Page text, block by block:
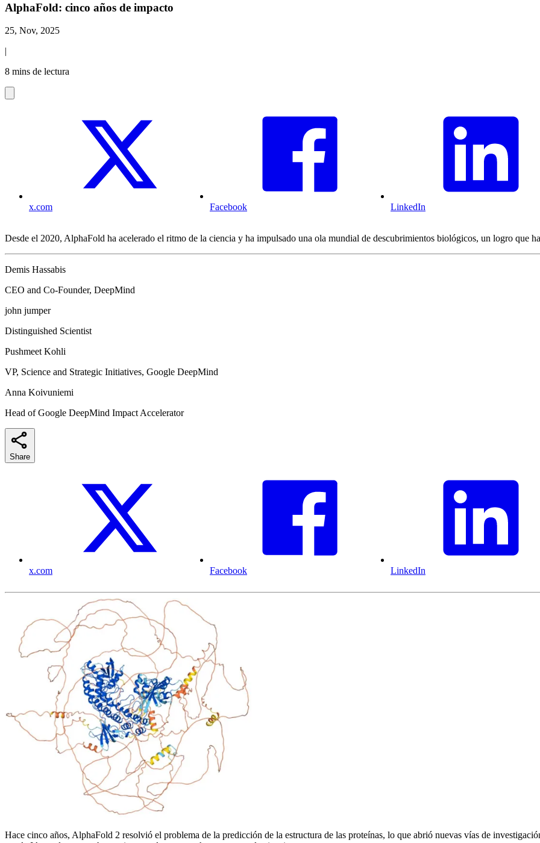
AlphaFold: cinco años de impacto
25, Nov, 2025
|
8 mins de lectura
x.com Facebook LinkedIn
Desde el 2020, AlphaFold ha acelerado el ritmo de la ciencia y ha impulsado una ola mundial de descubrimientos biológicos, un logro que
Demis Hassabis
CEO and Co-Founder, DeepMind
john jumper
Distinguished Scientist
Pushmeet Kohli
VP, Science and Strategic Initiatives, Google DeepMind
Anna Koivuniemi
Head of Google DeepMind Impact Accelerator
Share
x.com Facebook LinkedIn
Hace cinco años, AlphaFold 2 resolvió el problema de la predicción de la estructura de las proteínas, lo que abrió nuevas vías de